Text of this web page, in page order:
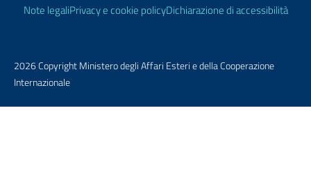
Note legaliPrivacy e cookie policyDichiarazione di accessibilità
2026 Copyright Ministero degli Affari Esteri e della Cooperazione
Internazionale